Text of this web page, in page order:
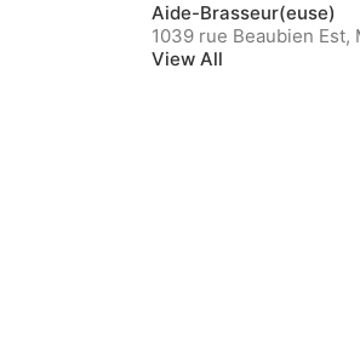
Aide-Brasseur(euse)
1039 rue Beaubien Est,
View All